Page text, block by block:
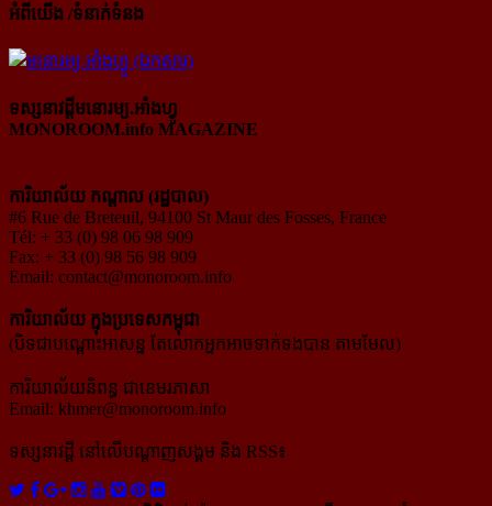
អំពីយើង /ទំនាក់ទំនង
ទស្សនាវដ្ដីមនោរម្យ.អាំងហ្វូ
MONOROOM.info MAGAZINE
ការិយាល័យ កណ្ដាល (រដ្ឋបាល)
#6 Rue de Breteuil, 94100 St Maur des Fosses, France
Tél: + 33 (0) 98 06 98 909
Fax: + 33 (0) 98 56 98 909
Email: contact@monoroom.info
ការិយាល័យ ក្នុង​ប្រទេស​កម្ពុជា
(បិទជាបណ្ដោះអាសន្ន តែលោកអ្នកអាចទាក់ទងបាន តាមមែល)
ការិយាល័យនិពន្ធ ជាខេមរភាសា
Email: khmer@monoroom.info
ទស្សនាវដ្ដី​ នៅលើបណ្ដាញសង្គម និង RSS៖